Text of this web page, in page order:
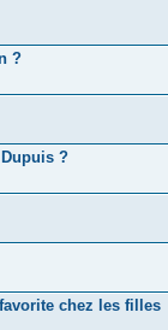
?
?
chez les filles